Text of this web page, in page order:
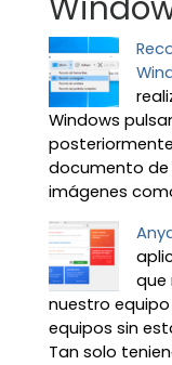
Windows
documento de
imágenes
que
nuestro
equipos sin
Tan solo